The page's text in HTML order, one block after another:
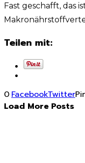
Fast geschafft, das
Teilen mit:
0FacebookTwitter
Load More Posts